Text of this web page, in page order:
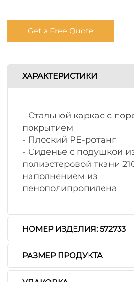
Get a Free Quote
ХАРАКТЕРИСТИКИ
- Стальной каркас с
покрытием
- Плоский PE-ротанг
- Сиденье с подушкой
полиэстеровой ткани
наполнением из
пенополипропилена
НОМЕР ИЗДЕЛИЯ: 572733
РАЗМЕР ПРОДУКТА